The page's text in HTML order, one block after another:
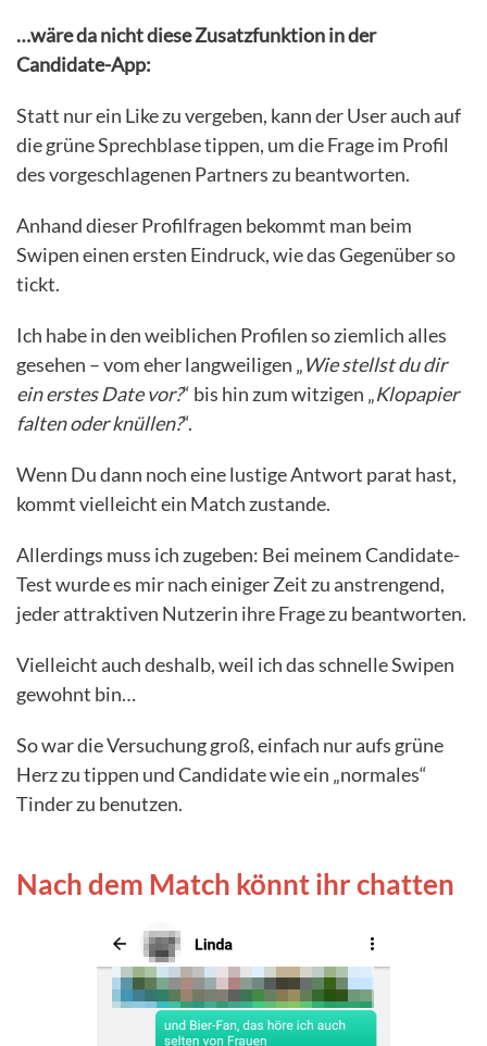
…wäre da nicht diese Zusatzfunktion in der
Candidate-App:
Statt nur ein Like zu vergeben, kann der User auch auf
die grüne Sprechblase tippen, um die Frage im Profil
des vorgeschlagenen Partners zu beantworten.
Anhand dieser Profilfragen bekommt man beim
Swipen einen ersten Eindruck, wie das Gegenüber so
tickt.
Ich habe in den weiblichen Profilen so ziemlich alles
gesehen – vom eher langweiligen „Wie stellst du dir
ein erstes Date vor?“ bis hin zum witzigen „Klopapier
falten oder knüllen?“.
Wenn Du dann noch eine lustige Antwort parat hast,
kommt vielleicht ein Match zustande.
Allerdings muss ich zugeben: Bei meinem Candidate-
Test wurde es mir nach einiger Zeit zu anstrengend,
jeder attraktiven Nutzerin ihre Frage zu beantworten.
Vielleicht auch deshalb, weil ich das schnelle Swipen
gewohnt bin…
So war die Versuchung groß, einfach nur aufs grüne
Herz zu tippen und Candidate wie ein „normales“
Tinder zu benutzen.
Nach dem Match könnt ihr chatten